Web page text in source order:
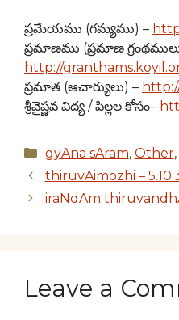
ప్రమేయము (గమ్యము) –
ప్రమాణము (ప్రమాణ
http://
ప్రమాత (ఆచార్యులు) –
శ్రీవైష్ణవ విద్య / పిల్లల కోసం–
Categories
gyAna sAram, Other,
thiruvAimozhi –
iraNdAm
Leave a